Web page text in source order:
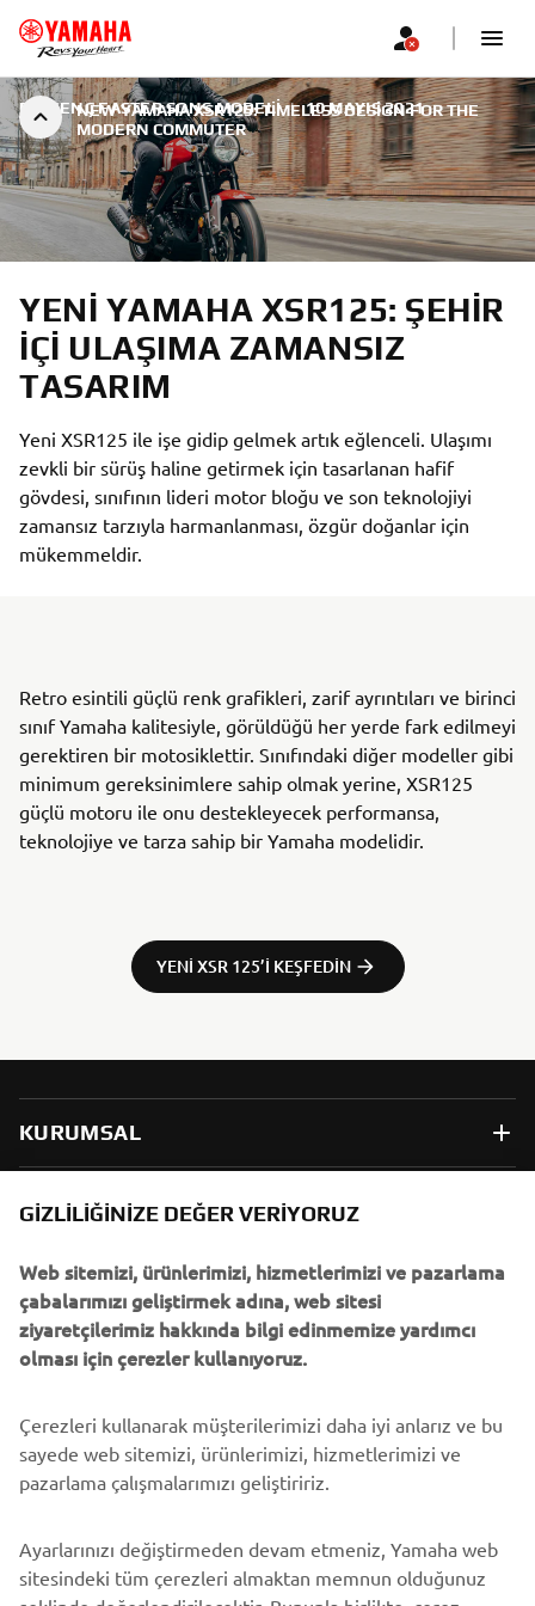
NEW YAMAHA XSR125: TIMELESS DESIGN FOR THE
MODERN COMMUTER
EN GENÇ FASTER SONS MODELI | 10 MAYIS 2021
YENI YAMAHA XSR125: ŞEHIR
IÇI ULAŞIMA ZAMANSIZ
TASARIM
Yeni XSR125 ile işe gidip gelmek artık eğlenceli. Ulaşımı
zevkli bir sürüş haline getirmek için tasarlanan hafif
gövdesi, sınıfının lideri motor bloğu ve son teknolojiyi
zamansız tarzıyla harmanlanması, özgür doğanlar için
mükemmeldir.
Retro esintili güçlü renk grafikleri, zarif ayrıntıları ve birinci
sınıf Yamaha kalitesiyle, görüldüğü her yerde fark edilmeyi
gerektiren bir motosiklettir. Sınıfındaki diğer modeller gibi
minimum gereksinimlere sahip olmak yerine, XSR125
güçlü motoru ile onu destekleyecek performansa,
teknolojiye ve tarza sahip bir Yamaha modelidir.
YENI XSR 125’I KEŞFEDIN
KURUMSAL
B2B
DAHA FAZLA YAMAHA
DESTEK
BÜLTEN
En son fırsatları, özel etkinlikleri, yeni çıkan ürünleri ve daha
fazlasını ilk öğrenen siz olun
GIZLILIĞINIZE DEĞER VERIYORUZ
Web sitemizi, ürünlerimizi, hizmetlerimizi ve pazarlama
çabalarımızı geliştirmek adına, web sitesi
ziyaretçilerimiz hakkında bilgi edinmemize yardımcı
olması için çerezler kullanıyoruz.
Çerezleri kullanarak müşterilerimizi daha iyi anlarız ve bu
sayede web sitemizi, ürünlerimizi, hizmetlerimizi ve
pazarlama çalışmalarımızı geliştiririz.
Ayarlarınızı değiştirmeden devam etmeniz, Yamaha web
sitesindeki tüm çerezleri almaktan memnun olduğunuz
şeklinde değerlendirilecektir. Bununla birlikte, çerez